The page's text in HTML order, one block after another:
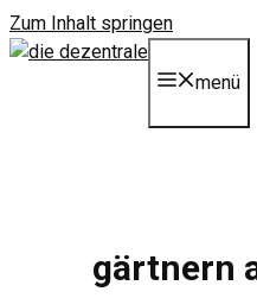
Zum Inhalt springen
menü
gärtnern